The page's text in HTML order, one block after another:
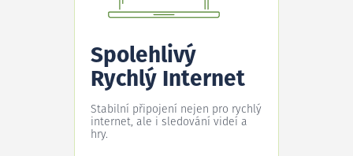
Spolehlivý
Rychlý Internet
Stabilní připojení nejen pro rychlý
internet, ale i sledování videí a
hry.